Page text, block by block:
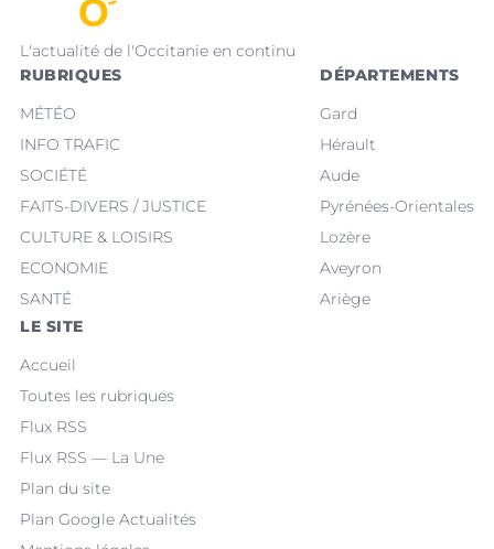
L'actualité de l'Occitanie en continu
RUBRIQUES
MÉTÉO
INFO TRAFIC
SOCIÉTÉ
FAITS-DIVERS / JUSTICE
CULTURE & LOISIRS
ECONOMIE
SANTÉ
DÉPARTEMENTS
Gard
Hérault
Aude
Pyrénées-Orientales
Lozère
Aveyron
Ariège
LE SITE
Accueil
Toutes les rubriques
Flux RSS
Flux RSS — La Une
Plan du site
Plan Google Actualités